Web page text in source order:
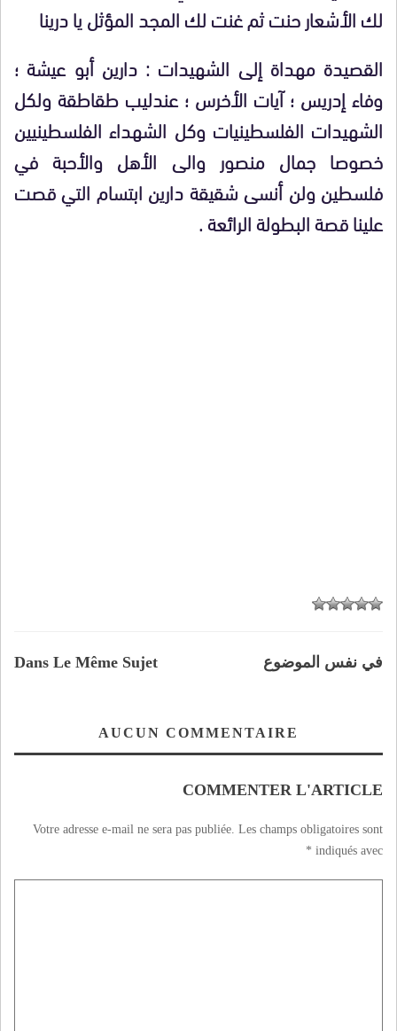
لك الأشعار حنت ثم غنت لك المجد المؤثل يا درينا
القصيدة مهداة إلى الشهيدات : دارين أبو عيشة ؛
وفاء إدريس ؛ آيات الأخرس ؛ عندليب طقاطقة ولكل
الشهيدات الفلسطينيات وكل الشهداء الفلسطينيين
خصوصا جمال منصور والى الأهل والأحبة في
فلسطين ولن أنسى شقيقة دارين ابتسام التي قصت
علينا قصة البطولة الرائعة .
Dans Le Même Sujet في نفس الموضوع
AUCUN COMMENTAIRE
COMMENTER L'ARTICLE
Votre adresse e-mail ne sera pas publiée. Les champs obligatoires sont
indiqués avec
*